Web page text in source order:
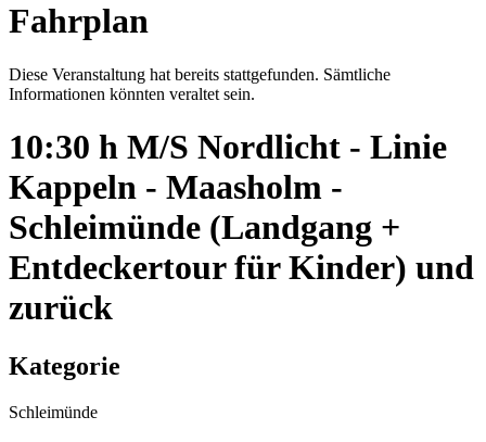
Fahrplan
Diese Veranstaltung hat bereits stattgefunden. Sämtliche
Informationen könnten veraltet sein.
10:30 h M/S Nordlicht - Linie
Kappeln - Maasholm -
Schleimünde (Landgang +
Entdeckertour für Kinder) und
zurück
Kategorie
Schleimünde